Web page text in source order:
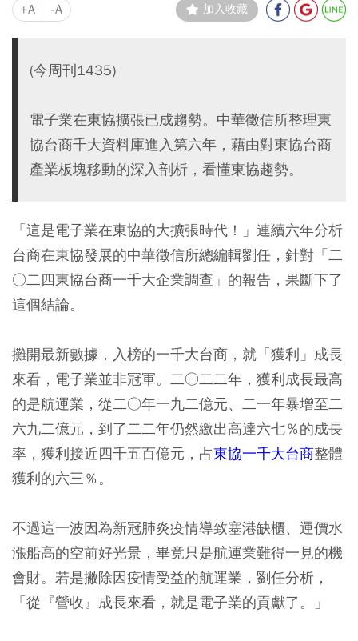
+A -A 加入收藏
(今周刊1435)
電子業在東協擴張已成趨勢。中華徵信所整理東
協台商千大資料庫進入第六年，藉由對東協台商
產業板塊移動的深入剖析，看懂東協趨勢。
「這是電子業在東協的大擴張時代！」連續六年分析
台商在東協發展的中華徵信所總編輯劉任，針對「二
○二四東協台商一千大企業調查」的報告，果斷下了
這個結論。
攤開最新數據，入榜的一千大台商，就「獲利」成長
來看，電子業並非冠軍。二○二二年，獲利成長最高
的是航運業，從二○年一九二億元、二一年暴增至二
六九二億元，到了二二年仍然繳出高達六七％的成長
率，獲利接近四千五百億元，占東協一千大台商整體
獲利的六三％。
不過這一波因為新冠肺炎疫情導致塞港缺櫃、運價水
漲船高的空前好光景，畢竟只是航運業難得一見的機
會財。若是撇除因疫情受益的航運業，劉任分析，
「從『營收』成長來看，就是電子業的貢獻了。」